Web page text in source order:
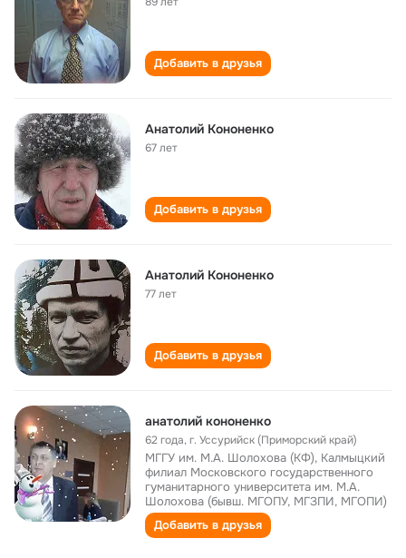
Добавить в друзья
Анатолий Кононенко
67 лет
Добавить в друзья
Анатолий Кононенко
77 лет
Добавить в друзья
анатолий кононенко
62 года,г. Уссурийск (Приморский край)
МГГУ им. М.А. Шолохова (КФ), Калмыцкий
филиал Московского государственного
гуманитарного университета им. М.А.
Шолохова (бывш. МГОПУ, МГЗПИ, МГОПИ)
Добавить в друзья